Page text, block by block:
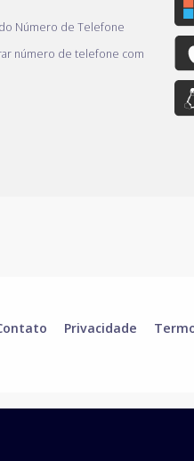
Número de Telefone
número de telefone com
Privacidade